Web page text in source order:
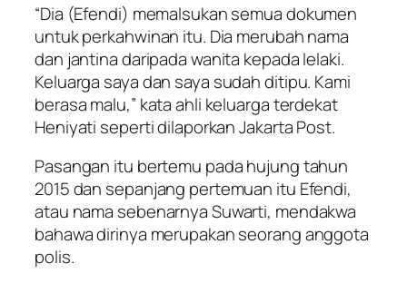
“Dia (Efendi) memalsukan semua dokumen
untuk perkahwinan itu. Dia merubah nama
dan jantina daripada wanita kepada lelaki.
Keluarga saya dan saya sudah ditipu. Kami
berasa malu,” kata ahli keluarga terdekat
Heniyati seperti dilaporkan Jakarta Post.
Pasangan itu bertemu pada hujung tahun
2015 dan sepanjang pertemuan itu Efendi,
atau nama sebenarnya Suwarti, mendakwa
bahawa dirinya merupakan seorang anggota
polis.